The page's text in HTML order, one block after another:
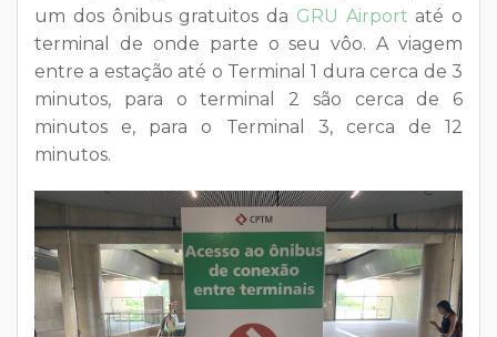
um dos ônibus gratuitos da GRU Airport até o
terminal de onde parte o seu vôo. A viagem
entre a estação até o Terminal 1 dura cerca de 3
minutos, para o terminal 2 são cerca de 6
minutos e, para o Terminal 3, cerca de 12
minutos.